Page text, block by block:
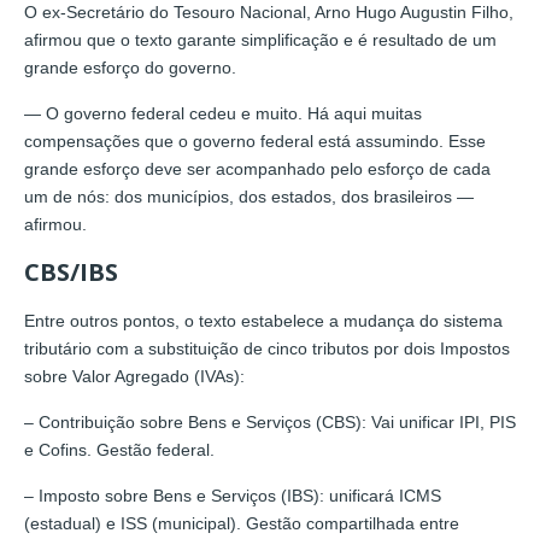
O ex-Secretário do Tesouro Nacional, Arno Hugo Augustin Filho,
afirmou que o texto garante simplificação e é resultado de um
grande esforço do governo.
— O governo federal cedeu e muito. Há aqui muitas
compensações que o governo federal está assumindo. Esse
grande esforço deve ser acompanhado pelo esforço de cada
um de nós: dos municípios, dos estados, dos brasileiros —
afirmou.
CBS/IBS
Entre outros pontos, o texto estabelece a mudança do sistema
tributário com a substituição de cinco tributos por dois Impostos
sobre Valor Agregado (IVAs):
– Contribuição sobre Bens e Serviços (CBS): Vai unificar IPI, PIS
e Cofins. Gestão federal.
– Imposto sobre Bens e Serviços (IBS): unificará ICMS
(estadual) e ISS (municipal). Gestão compartilhada entre